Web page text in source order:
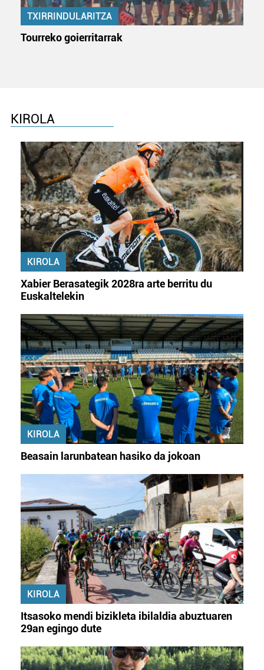
TXIRRINDULARITZA
Tourreko goierritarrak
KIROLA
KIROLA
Xabier Berasategik 2028ra arte berritu du
Euskaltelekin
KIROLA
Beasain larunbatean hasiko da jokoan
KIROLA
Itsasoko mendi bizikleta ibilaldia abuztuaren
29an egingo dute